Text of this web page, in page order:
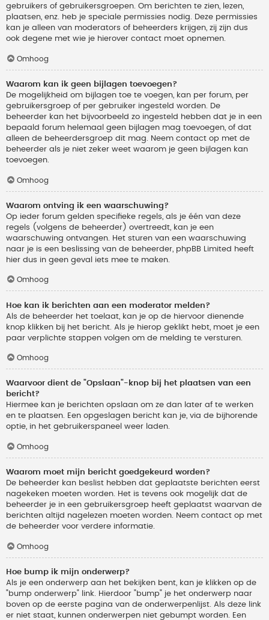
gebruikers of gebruikersgroepen. Om berichten te zien, lezen,
plaatsen, enz. heb je speciale permissies nodig. Deze permissies
kan je alleen van moderators of beheerders krijgen, zij zijn dus
ook degene met wie je hierover contact moet opnemen.
Omhoog
Waarom kan ik geen bijlagen toevoegen?
De mogelijkheid om bijlagen toe te voegen, kan per forum, per
gebruikersgroep of per gebruiker ingesteld worden. De
beheerder kan het bijvoorbeeld zo ingesteld hebben dat je in een
bepaald forum helemaal geen bijlagen mag toevoegen, of dat
alleen de beheerdersgroep dit mag. Neem contact op met de
beheerder als je niet zeker weet waarom je geen bijlagen kan
toevoegen.
Omhoog
Waarom ontving ik een waarschuwing?
Op ieder forum gelden specifieke regels, als je één van deze
regels (volgens de beheerder) overtreedt, kan je een
waarschuwing ontvangen. Het sturen van een waarschuwing
naar je is een beslissing van de beheerder, phpBB Limited heeft
hier dus in geen geval iets mee te maken.
Omhoog
Hoe kan ik berichten aan een moderator melden?
Als de beheerder het toelaat, kan je op de hiervoor dienende
knop klikken bij het bericht. Als je hierop geklikt hebt, moet je een
paar verplichte stappen volgen om de melding te versturen.
Omhoog
Waarvoor dient de "Opslaan"-knop bij het plaatsen van een
bericht?
Hiermee kan je berichten opslaan om ze dan later af te werken
en te plaatsen. Een opgeslagen bericht kan je, via de bijhorende
optie, in het gebruikerspaneel weer laden.
Omhoog
Waarom moet mijn bericht goedgekeurd worden?
De beheerder kan beslist hebben dat geplaatste berichten eerst
nagekeken moeten worden. Het is tevens ook mogelijk dat de
beheerder je in een gebruikersgroep heeft geplaatst waarvan de
berichten altijd nagelezen moeten worden. Neem contact op met
de beheerder voor verdere informatie.
Omhoog
Hoe bump ik mijn onderwerp?
Als je een onderwerp aan het bekijken bent, kan je klikken op de
"bump onderwerp" link. Hierdoor "bump" je het onderwerp naar
boven op de eerste pagina van de onderwerpenlijst. Als deze link
er niet staat, kunnen onderwerpen niet gebumpt worden. Een